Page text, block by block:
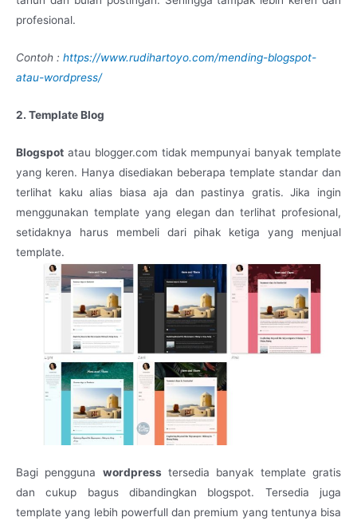
profesional.
Contoh : https://www.rudihartoyo.com/mending-blogspot-
atau-wordpress/
2. Template Blog
Blogspot atau blogger.com tidak mempunyai banyak template
yang keren. Hanya disediakan beberapa template standar dan
terlihat kaku alias biasa aja dan pastinya gratis. Jika ingin
menggunakan template yang elegan dan terlihat profesional,
setidaknya harus membeli dari pihak ketiga yang menjual
template.
Bagi pengguna wordpresstersedia banyak template gratis
dan cukup bagus dibandingkan blogspot. Tersedia juga
template yang lebih powerfull dan premium yang tentunya bisa